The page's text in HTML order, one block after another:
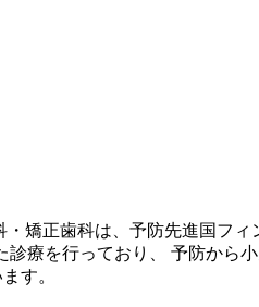
矯正歯科は、予防先進国フィ
療を行っており、 予防から
す。